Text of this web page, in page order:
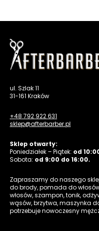
ul. Szlak 11
31-161 Kraków
+48 792 922 631
sklep@afterbarber.pl
Sklep otwarty:
Poniedziałek – Piątek: od
Sobota: od 9:00 do 16:00.
Zapraszamy do naszego
do brody, pomada do
włosów, szampon, tonik,
wąsów, brzytwa, maszynka
potrzebuje nowoczesny